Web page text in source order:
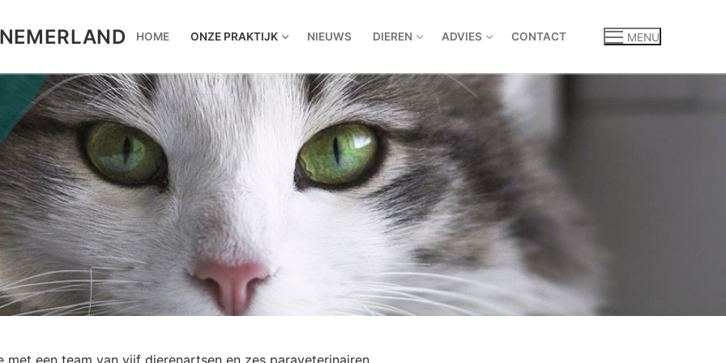
HOME ONZE PRAKTIJK NIEUWS DIEREN ADVIES CONTACT MENU
een team van vijf dierenartsen en zes paraveterinairen.